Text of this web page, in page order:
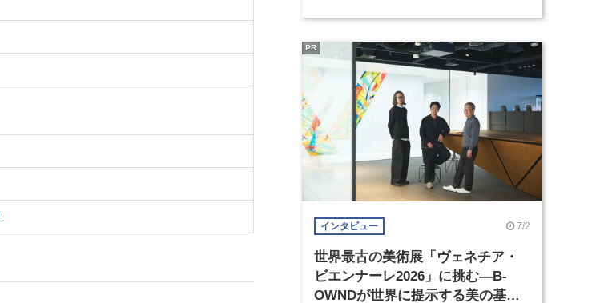
インタビュー 7/2
世界最古の美術展「ヴェネチア・
ビエンナーレ2026」に挑む―B-
OWNDが世界に提示する美の基準
PR